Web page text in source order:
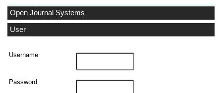
Open Journal Systems
User
Username
Password